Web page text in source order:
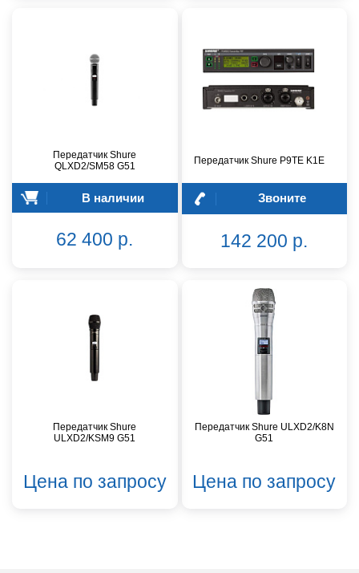
Передатчик Shure
QLXD2/SM58 G51
В наличии
62 400 р.
Передатчик Shure P9TE K1E
Звоните
142 200 р.
Передатчик Shure
ULXD2/KSM9 G51
Цена по запросу
Передатчик Shure ULXD2/K8N
G51
Цена по запросу